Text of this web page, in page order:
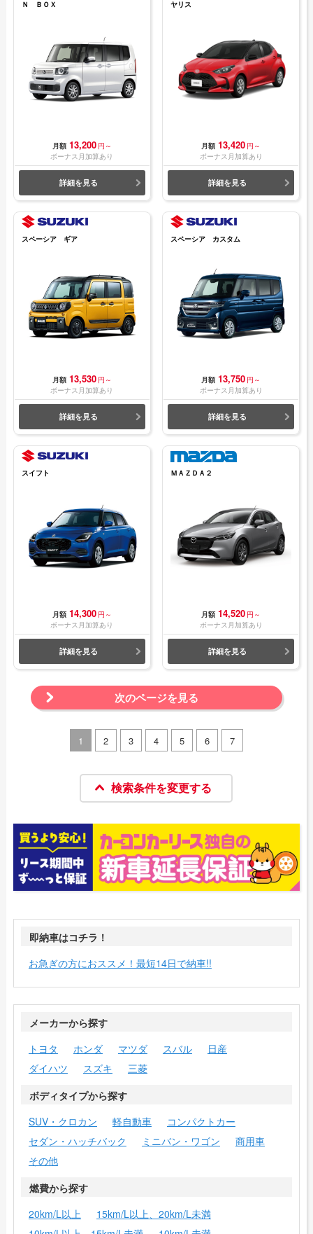
Ｎ ＢＯＸ
月額 13,200 円～
ボーナス月加算あり
詳細を見る
ヤリス
月額 13,420 円～
ボーナス月加算あり
詳細を見る
スペーシア ギア
月額 13,530 円～
ボーナス月加算あり
詳細を見る
スペーシア カスタム
月額 13,750 円～
ボーナス月加算あり
詳細を見る
スイフト
月額 14,300 円～
ボーナス月加算あり
詳細を見る
ＭＡＺＤＡ２
月額 14,520 円～
ボーナス月加算あり
詳細を見る
次のページを見る
1 2 3 4 5 6 7
検索条件を変更する
即納車はコチラ！
お急ぎの方におススメ！最短14日で納車!!
メーカーから探す
トヨタ
ホンダ マツダ スバル
日産
ダイハツ
スズキ
三菱
ボディタイプから探す
SUV・クロカン
軽自動車
コンパクトカー
セダン・ハッチバック
ミニバン・ワゴン
商用車
その他
燃費から探す
20km/L以上
15km/L以上、20km/L未満